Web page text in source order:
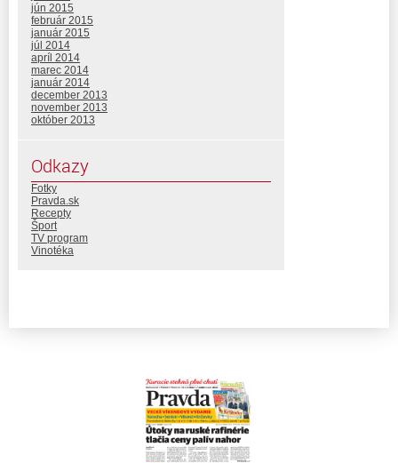
jún 2015
február 2015
január 2015
júl 2014
apríl 2014
marec 2014
január 2014
december 2013
november 2013
október 2013
Odkazy
Fotky
Pravda.sk
Recepty
Šport
TV program
Vinotéka